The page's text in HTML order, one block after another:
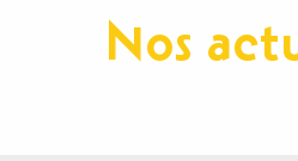
Nos